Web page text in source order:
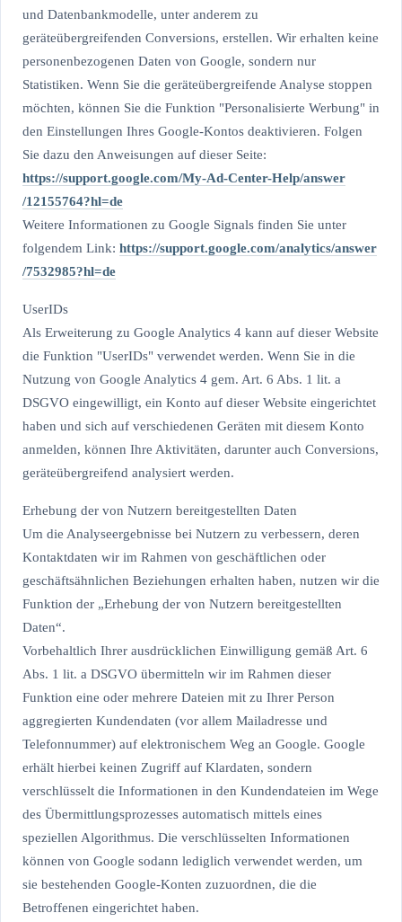
und Datenbankmodelle, unter anderem zu
geräteübergreifenden Conversions, erstellen. Wir erhalten keine
personenbezogenen Daten von Google, sondern nur
Statistiken. Wenn Sie die geräteübergreifende Analyse stoppen
möchten, können Sie die Funktion "Personalisierte Werbung" in
den Einstellungen Ihres Google-Kontos deaktivieren. Folgen
Sie dazu den Anweisungen auf dieser Seite:
https://support.google.com/My-Ad-Center-Help/answer
/12155764?hl=de
Weitere Informationen zu Google Signals finden Sie unter
folgendem Link: https://support.google.com/analytics/answer
/7532985?hl=de
UserIDs
Als Erweiterung zu Google Analytics 4 kann auf dieser Website
die Funktion "UserIDs" verwendet werden. Wenn Sie in die
Nutzung von Google Analytics 4 gem. Art. 6 Abs. 1 lit. a
DSGVO eingewilligt, ein Konto auf dieser Website eingerichtet
haben und sich auf verschiedenen Geräten mit diesem Konto
anmelden, können Ihre Aktivitäten, darunter auch Conversions,
geräteübergreifend analysiert werden.
Erhebung der von Nutzern bereitgestellten Daten
Um die Analyseergebnisse bei Nutzern zu verbessern, deren
Kontaktdaten wir im Rahmen von geschäftlichen oder
geschäftsähnlichen Beziehungen erhalten haben, nutzen wir die
Funktion der „Erhebung der von Nutzern bereitgestellten
Daten“.
Vorbehaltlich Ihrer ausdrücklichen Einwilligung gemäß Art. 6
Abs. 1 lit. a DSGVO übermitteln wir im Rahmen dieser
Funktion eine oder mehrere Dateien mit zu Ihrer Person
aggregierten Kundendaten (vor allem Mailadresse und
Telefonnummer) auf elektronischem Weg an Google. Google
erhält hierbei keinen Zugriff auf Klardaten, sondern
verschlüsselt die Informationen in den Kundendateien im Wege
des Übermittlungsprozesses automatisch mittels eines
speziellen Algorithmus. Die verschlüsselten Informationen
können von Google sodann lediglich verwendet werden, um
sie bestehenden Google-Konten zuzuordnen, die die
Betroffenen eingerichtet haben.